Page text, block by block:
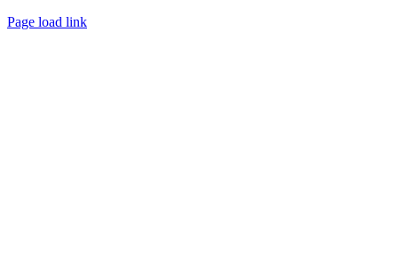
Page load link